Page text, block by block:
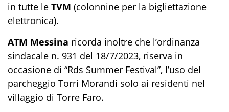
in tutte le TVM (colonnine per la bigliettazione
elettronica).
ATM Messina ricorda inoltre che l’ordinanza
sindacale n. 931 del 18/7/2023, riserva in
occasione di “Rds Summer Festival”, l’uso del
parcheggio Torri Morandi solo ai residenti nel
villaggio di Torre Faro.